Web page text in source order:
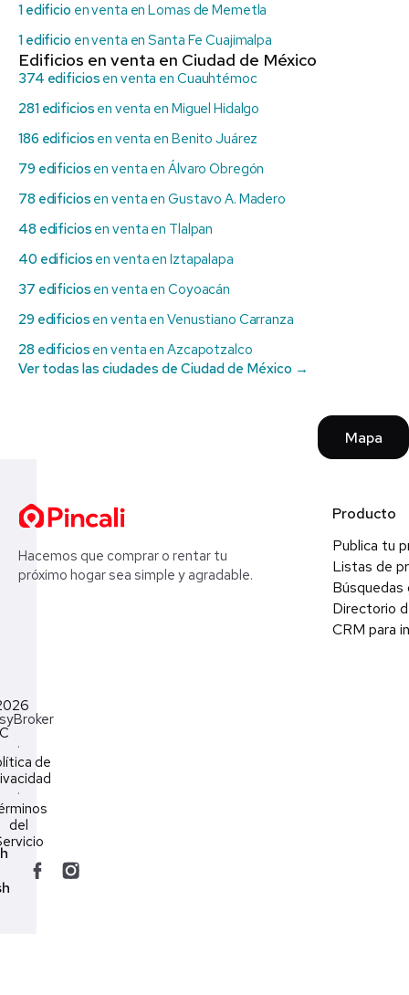
1 edificio en venta en Lomas de Memetla
1 edificio en venta en Santa Fe Cuajimalpa
Edificios en venta en Ciudad de México
374 edificios en venta en Cuauhtémoc
281 edificios en venta en Miguel Hidalgo
186 edificios en venta en Benito Juárez
79 edificios en venta en Álvaro Obregón
78 edificios en venta en Gustavo A. Madero
48 edificios en venta en Tlalpan
40 edificios en venta en Iztapalapa
37 edificios en venta en Coyoacán
29 edificios en venta en Venustiano Carranza
28 edificios en venta en Azcapotzalco
Ver todas las ciudades de Ciudad de México →
Mapa
Hacemos que comprar o rentar tu
próximo hogar sea simple y agradable.
Producto
Publica tu
Listas de
Búsquedas
Directorio
CRM para
·
de
·
del